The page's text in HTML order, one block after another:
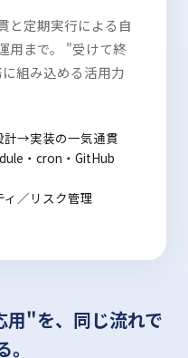
定期実行による自
用まで。 "受けて終
組み込める活用力
→実装の一気通貫
・cron・GitHub
／リスク管理
"を、同じ流れで